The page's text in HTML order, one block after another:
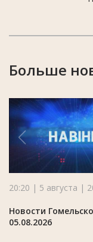
Больше
20:20 | 5 августа |
Новости
05.08.2026